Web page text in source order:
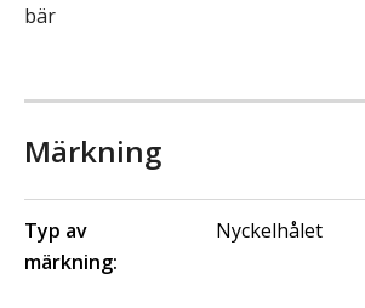
bär
Märkning
Typ av
märkning:
Nyckelhålet